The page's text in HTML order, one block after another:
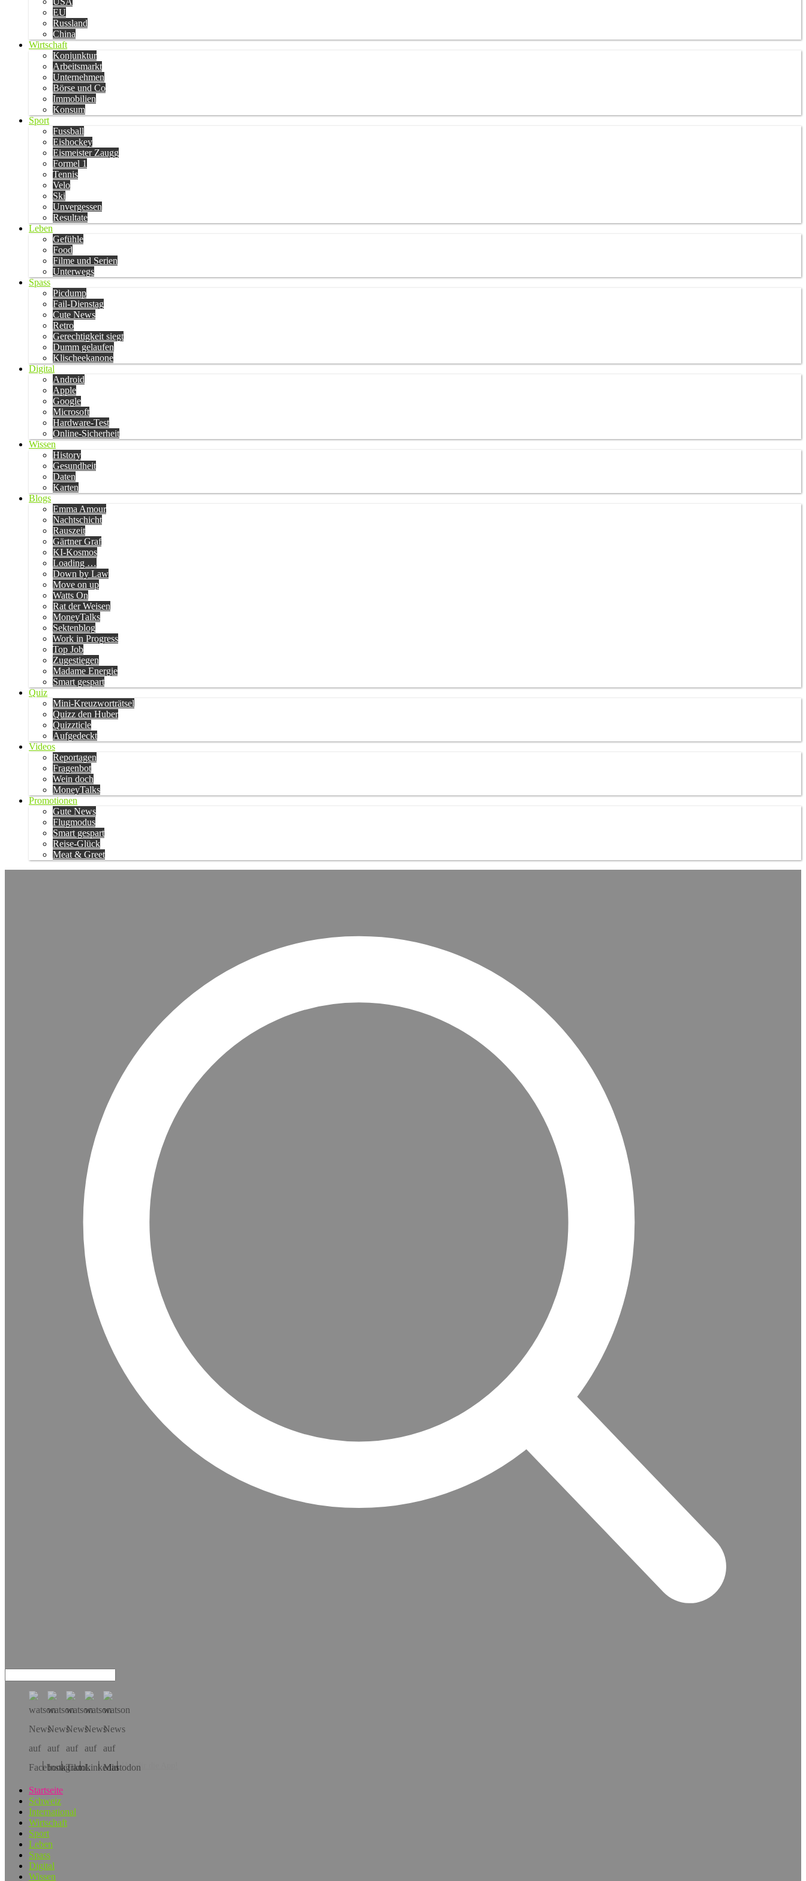
EU
Russland
China
Wirtschaft
Konjunktur
Arbeitsmarkt
Unternehmen
Börse und Co
Immobilien
Konsum
Sport
Fussball
Eishockey
Eismeister Zaugg
Formel 1
Tennis
Velo
Ski
Unvergessen
Resultate
Leben
Gefühle
Food
Filme und Serien
Unterwegs
Spass
Picdump
Fail-Dienstag
Cute News
Retro
Gerechtigkeit siegt
Dumm gelaufen
Klischeekanone
Digital
Android
Apple
Google
Microsoft
Hardware-Test
Online-Sicherheit
Wissen
History
Gesundheit
Daten
Karten
Blogs
Emma Amour
Nachtschicht
Rauszeit
Gärtner Graf
KI-Kosmos
Loading …
Down by Law
Move on up
Watts On
Rat der Weisen
MoneyTalks
Sektenblog
Work in Progress
Top Job
Zugestiegen
Madame Energie
Smart gespart
Quiz
Mini-Kreuzworträtsel
Quizz den Huber
Quizzticle
Aufgedeckt
Videos
Reportagen
Fragenbot
Wein doch
MoneyTalks
Promotionen
Gute News
Flugmodus
Smart gespart
Reise-Glück
Meat & Greet
Hol dir die App!
Startseite
Schweiz
International
Wirtschaft
Sport
Leben
Spass
Digital
Wissen